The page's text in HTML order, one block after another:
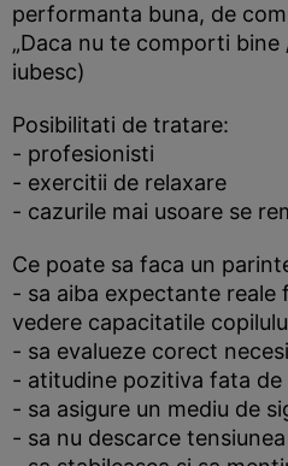
performanta buna, de
„Daca nu te comporti
iubesc)
Posibilitati de tratare:
- profesionisti
- exercitii de relaxare
- cazurile mai usoare se
Ce poate sa faca un
- sa aiba expectante reale
vedere capacitatile
- sa evalueze corect
- atitudine pozitiva fata de
- sa asigure un mediu de
- sa nu descarce